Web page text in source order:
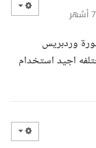
وردبريس
اجيد استخدام